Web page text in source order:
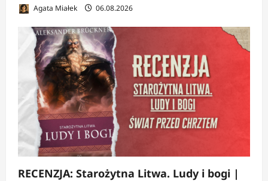
Agata Miałek 06.08.2026
RECENZJA: Starożytna Litwa. Ludy i bogi |